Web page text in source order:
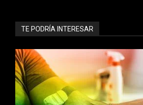
TE PODRÍA INTERESAR